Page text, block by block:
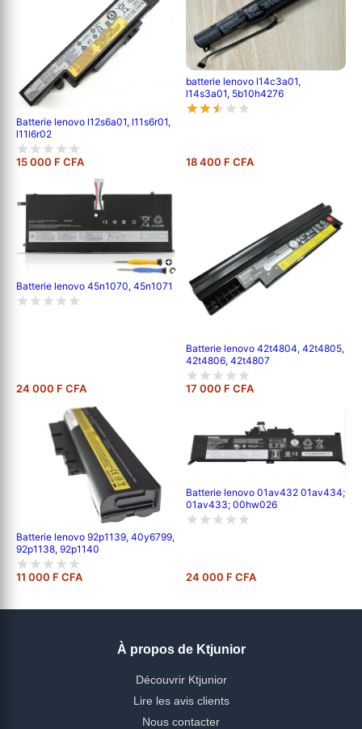
Batterie lenovo l12s6a01, l11s6r01,
l11l6r02
15 000 F CFA
batterie lenovo l14c3a01,
l14s3a01, 5b10h4276
18 400 F CFA
Batterie lenovo 45n1070, 45n1071
24 000 F CFA
Batterie lenovo 42t4804, 42t4805,
42t4806, 42t4807
17 000 F CFA
Batterie lenovo 92p1139, 40y6799,
92p1138, 92p1140
11 000 F CFA
Batterie lenovo 01av432 01av434;
01av433; 00hw026
24 000 F CFA
À propos de Ktjunior
Découvrir Ktjunior
Lire les avis clients
Nous contacter